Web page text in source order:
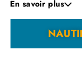
Votre périple
réputé pour la
incroyables. Ici,
En savoir plus